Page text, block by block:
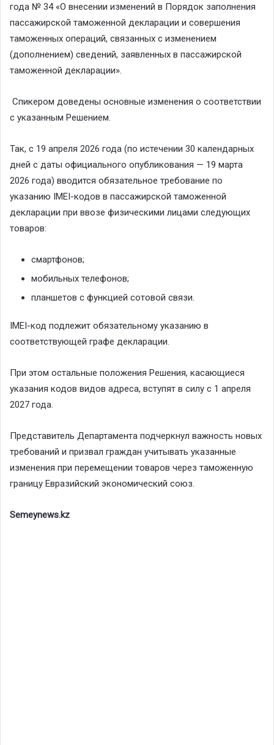
года № 34 «О внесении изменений в Порядок заполнения
пассажирской таможенной декларации и совершения
таможенных операций, связанных с изменением
(дополнением) сведений, заявленных в пассажирской
таможенной декларации».
Спикером доведены основные изменения о соответствии
с указанным Решением.
Так, с 19 апреля 2026 года (по истечении 30 календарных
дней с даты официального опубликования — 19 марта
2026 года) вводится обязательное требование по
указанию IMEI-кодов в пассажирской таможенной
декларации при ввозе физическими лицами следующих
товаров:
смартфонов;
мобильных телефонов;
планшетов с функцией сотовой связи.
IMEI-код подлежит обязательному указанию в
соответствующей графе декларации.
При этом остальные положения Решения, касающиеся
указания кодов видов адреса, вступят в силу с 1 апреля
2027 года.
Представитель Департамента подчеркнул важность новых
требований и призвал граждан учитывать указанные
изменения при перемещении товаров через таможенную
границу Евразийский экономический союз.
Semeynews.kz